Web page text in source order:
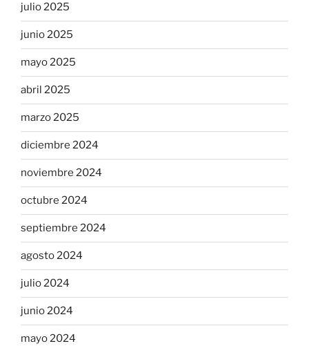
julio 2025
junio 2025
mayo 2025
abril 2025
marzo 2025
diciembre 2024
noviembre 2024
octubre 2024
septiembre 2024
agosto 2024
julio 2024
junio 2024
mayo 2024